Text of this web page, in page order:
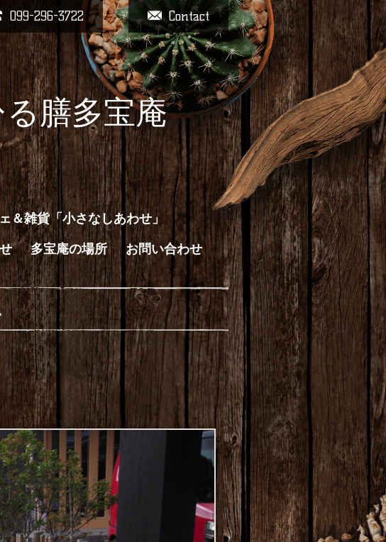
Contact
099-296-3722
膳多宝庵
＆雑貨「小さなしあわせ」
多宝庵の場所 お問い合わせ